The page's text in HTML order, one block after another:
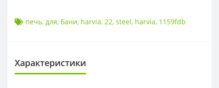
печь, для, бани, harvia, 22, steel, harvia, 1159fdb
Характеристики